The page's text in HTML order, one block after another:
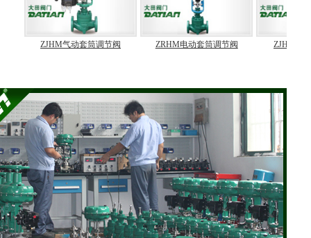
ZJHM气动套筒调节阀 ZRHM电动套筒调节阀 ZJHF气动三